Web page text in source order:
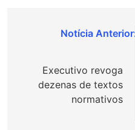
Navegação
Post
Executivo revoga
dezenas de textos
normativos